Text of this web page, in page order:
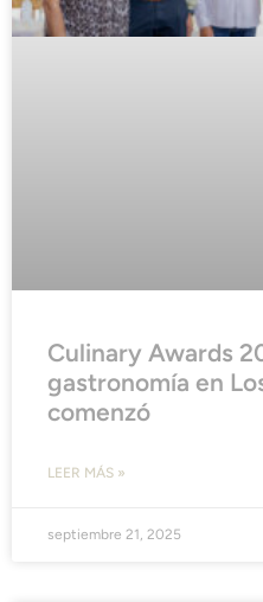
Culinary Awards
gastronomía en
comenzó
LEER MÁS »
septiembre 21, 2025